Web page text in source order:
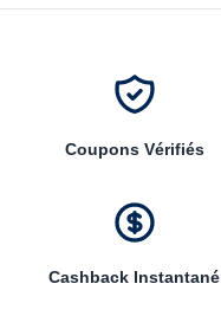
Coupons Vérifiés
Cashback Instantané